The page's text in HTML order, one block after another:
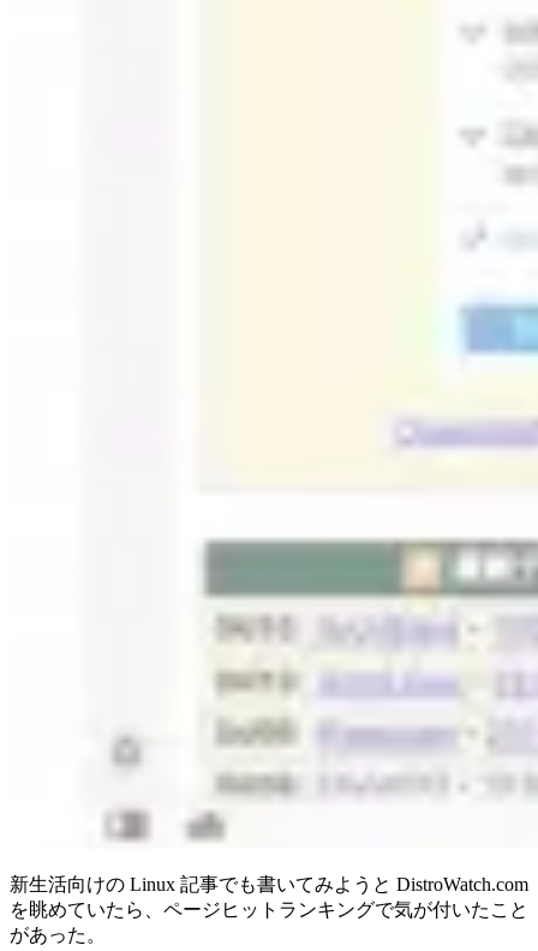
新生活向けの Linux 記事でも書いてみようと DistroWatch.com
を眺めていたら、ページヒットランキングで気が付いたこと
があった。